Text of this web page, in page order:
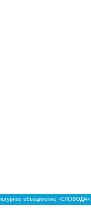
объединение «СЛОБОДА».